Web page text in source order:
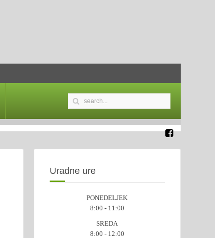
Uradne ure
PONEDELJEK
8:00 - 11:00
SREDA
8:00 - 12:00